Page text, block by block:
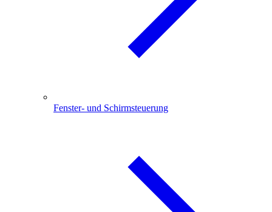
Fenster- und Schirmsteuerung